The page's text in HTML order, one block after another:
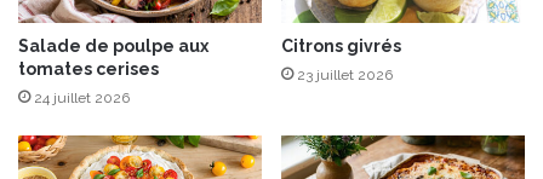
e
&
a
u
e
u
Salade de poulpe aux
tomates cerises
24 juillet 2026
Citrons givrés
23 juillet 2026